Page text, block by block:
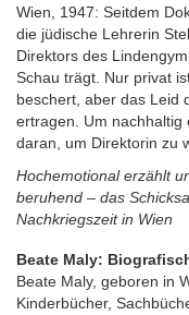
Wien, 1947: Seitdem
die jüdische Lehrerin
Direktors des
Schau trägt. Nur privat
beschert, aber das Leid
ertragen. Um nachhaltig
daran, um Direktorin zu
Hochemotional erzählt
beruhend – das
Nachkriegszeit in Wien
Beate Maly:
Beate Maly, geboren in
Kinderbücher,